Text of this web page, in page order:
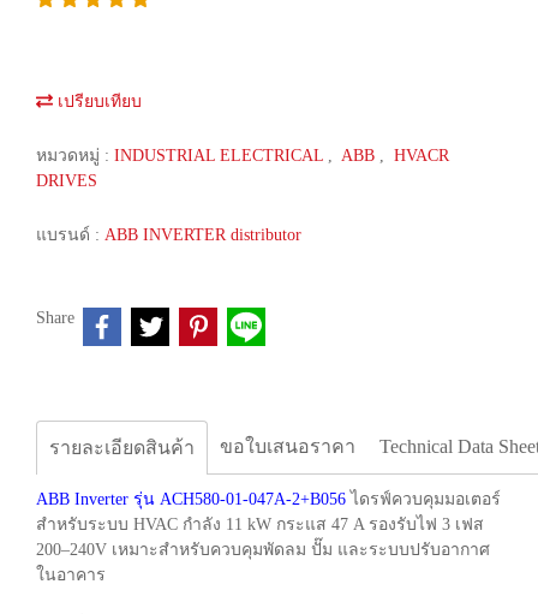
เปรียบเทียบ
หมวดหมู่ : INDUSTRIAL ELECTRICAL , ABB , HVACR
DRIVES
แบรนด์ : ABB INVERTER distributor
Share
รายละเอียดสินค้า ขอใบเสนอราคา Technical Data
ABB Inverter รุ่น ACH580-01-047A-2+B056 ไดรฟ์ควบคุมมอเตอร์
สำหรับระบบ HVAC กำลัง 11 kW กระแส 47 A รองรับไฟ 3 เฟส
200–240V เหมาะสำหรับควบคุมพัดลม ปั๊ม และระบบปรับอากาศ
ในอาคาร